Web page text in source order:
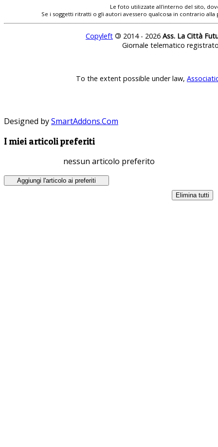
Le foto utilizzate all'interno del sito,
Se i soggetti ritratti o gli autori avessero qualcosa in contrario
Copyleft © 2014 - 2026 Ass. La Città
Giornale telematico
To the extent possible under law,
Designed bySmartAddons.Com
I miei articoli preferiti
nessun articolo preferito